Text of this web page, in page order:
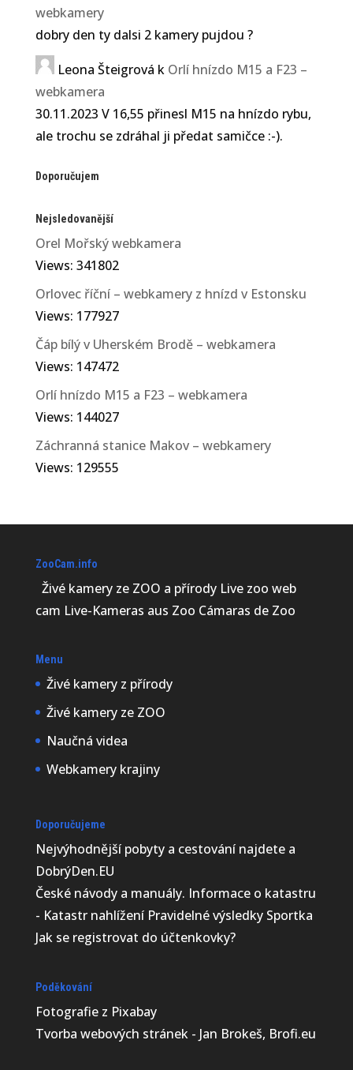
webkamery
dobry den ty dalsi 2 kamery pujdou ?
Leona Šteigrová k Orlí hnízdo M15 a F23 –
webkamera
30.11.2023 V 16,55 přinesl M15 na hnízdo rybu,
ale trochu se zdráhal ji předat samičce :-).
Doporučujem
Nejsledovanější
Orel Mořský webkamera
Views: 341802
Orlovec říční – webkamery z hnízd v Estonsku
Views: 177927
Čáp bílý v Uherském Brodě – webkamera
Views: 147472
Orlí hnízdo M15 a F23 – webkamera
Views: 144027
Záchranná stanice Makov – webkamery
Views: 129555
ZooCam.info
Živé kamery ze ZOO a přírody Live zoo web
cam Live-Kameras aus Zoo Cámaras de Zoo
Menu
Živé kamery z přírody
Živé kamery ze ZOO
Naučná videa
Webkamery krajiny
Doporučujeme
Nejvýhodnější pobyty a cestování najdete a
DobrýDen.EU
České návodya manuály. Informace o katastru
- Katastr nahlíženíPravidelné výsledky Sportka
Jak se registrovat do účtenkovky?
Poděkování
Fotografie z Pixabay
Tvorba webových stránek - Jan Brokeš, Brofi.eu